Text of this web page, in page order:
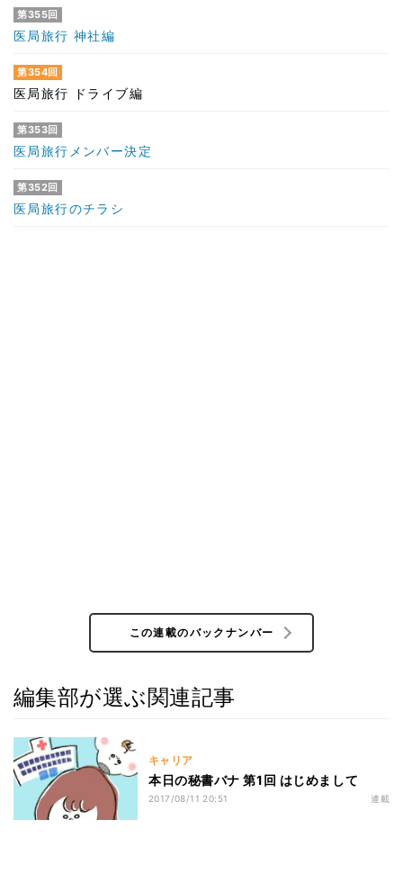
第355回
医局旅行 神社編
第354回
医局旅行 ドライブ編
第353回
医局旅行メンバー決定
第352回
医局旅行のチラシ
この連載のバックナンバー
編集部が選ぶ関連記事
キャリア
本日の秘書バナ 第1回 はじめまして
2017/08/11 20:51 連載